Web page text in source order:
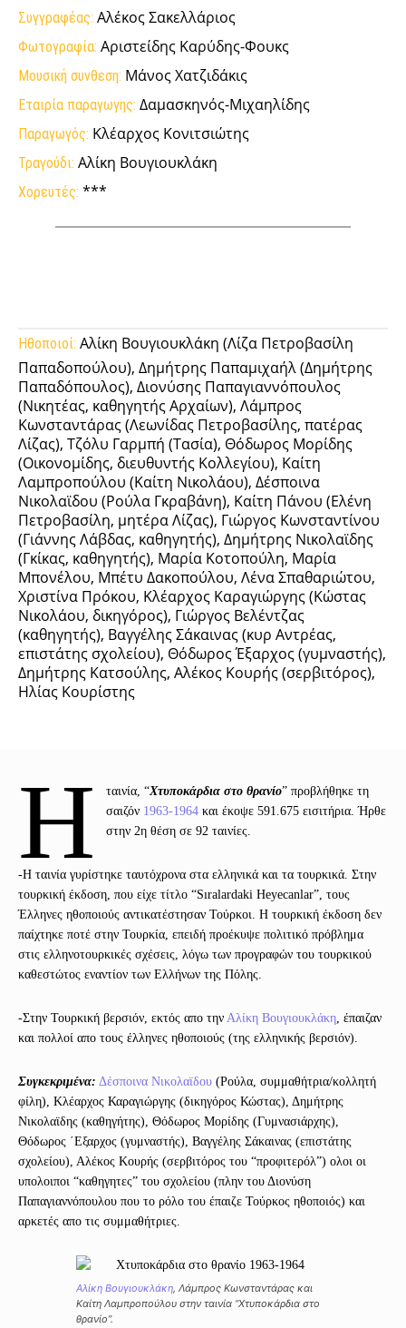
Συγγραφέας: Αλέκος Σακελλάριος
Φωτογραφία: Αριστείδης Καρύδης-Φουκς
Μουσική συνθεση: Μάνος Χατζιδάκις
Εταιρία παραγωγης: Δαμασκηνός-Μιχαηλίδης
Παραγωγός: Κλέαρχος Κονιτσιώτης
Τραγούδι: Αλίκη Βουγιουκλάκη
Χορευτές: ***
Ηθοποιοί: Αλίκη Βουγιουκλάκη (Λίζα Πετροβασίλη
Παπαδοπούλου), Δημήτρης Παπαμιχαήλ (Δημήτρης
Παπαδόπουλος), Διονύσης Παπαγιαννόπουλος
(Νικητέας, καθηγητής Αρχαίων), Λάμπρος
Κωνσταντάρας (Λεωνίδας Πετροβασίλης, πατέρας
Λίζας), Τζόλυ Γαρμπή (Τασία), Θόδωρος Μορίδης
(Οικονομίδης, διευθυντής Κολλεγίου), Καίτη
Λαμπροπούλου (Καίτη Νικολάου), Δέσποινα
Νικολαϊδου (Ρούλα Γκραβάνη), Καίτη Πάνου (Ελένη
Πετροβασίλη, μητέρα Λίζας), Γιώργος Κωνσταντίνου
(Γιάννης Λάβδας, καθηγητής), Δημήτρης Νικολαϊδης
(Γκίκας, καθηγητής), Μαρία Κοτοπούλη, Μαρία
Μπονέλου, Μπέτυ Δακοπούλου, Λένα Σπαθαριώτου,
Χριστίνα Πρόκου, Κλέαρχος Καραγιώργης (Κώστας
Νικολάου, δικηγόρος), Γιώργος Βελέντζας
(καθηγητής), Βαγγέλης Σάκαινας (κυρ Αντρέας,
επιστάτης σχολείου), Θόδωρος Έξαρχος (γυμναστής),
Δημήτρης Κατσούλης, Αλέκος Κουρής (σερβιτόρος),
Ηλίας Κουρίστης
Η ταινία, “Χτυποκάρδια στο θρανίο” προβλήθηκε τη
σαιζόν 1963-1964και έκοψε 591.675 εισιτήρια. Ήρθε
στην 2η θέση σε 92 ταινίες.
-Η ταινία γυρίστηκε ταυτόχρονα στα ελληνικά και τα τουρκικά. Στην
τουρκική έκδοση, που είχε τίτλο “Sıralardaki Heyecanlar”, τους
Έλληνες ηθοποιούς αντικατέστησαν Τούρκοι. Η τουρκική έκδοση δεν
παίχτηκε ποτέ στην Τουρκία, επειδή προέκυψε πολιτικό πρόβλημα
στις ελληνοτουρκικές σχέσεις, λόγω των προγραφών του τουρκικού
καθεστώτος εναντίον των Ελλήνων της Πόλης.
-Στην Τουρκική βερσιόν, εκτός απο την Αλίκη Βουγιουκλάκη , έπαιζαν
και πολλοί απο τους έλληνες ηθοποιούς (της ελληνικής βερσιόν).
Συγκεκριμένα: Δέσποινα Νικολαϊδου (Ρούλα, συμμαθήτρια/κολλητή
φίλη), Κλέαρχος Καραγιώργης (δικηγόρος Κώστας), Δημήτρης
Νικολαϊδης (καθηγήτης), Θόδωρος Μορίδης (Γυμνασιάρχης),
Θόδωρος ΄Εξαρχος (γυμναστής), Βαγγέλης Σάκαινας (επιστάτης
σχολείου), Αλέκος Κουρής (σερβιτόρος του “προφιτερόλ”) ολοι οι
υπολοιποι “καθηγητες” του σχολείου (πλην του Διονύση
Παπαγιαννόπουλου που το ρόλο του έπαιζε Τούρκος ηθοποιός) και
αρκετές απο τις συμμαθήτριες.
Αλίκη Βουγιουκλάκη , Λάμπρος Κωνσταντάρας και
Καίτη Λαμπροπούλου στην ταινία “Χτυποκάρδια στο
θρανίο”.